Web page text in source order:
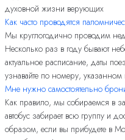
духовной жизни верующих
Как часто проводятся
Мы круглогодично проводим
Несколько раз в году бывают
актуальное расписание, даты
узнавайте по номеру,
Мне нужно самостоятельно
Как правило, мы собираемся в
автобус забирает всю группу и
образом, если вы прибудете в